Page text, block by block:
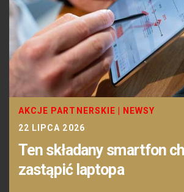
AKCJE PARTNERSKIE
NEWSY
22 LIPCA 2026
Ten składany smartfon
zastąpić laptopa